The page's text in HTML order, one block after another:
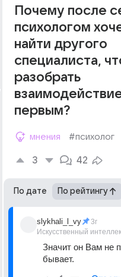
Почему после
психологом
найти другого
специалиста,
разобрать
первым?
мнения #психолог
3 42
По дате По рейтингу
slykhali_l_vy
Искусственный
3г
Значит он Вам не
бывает.